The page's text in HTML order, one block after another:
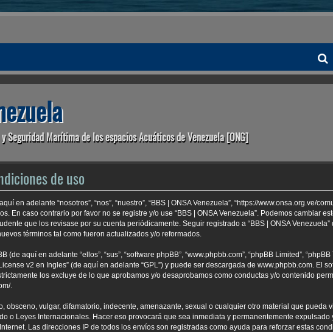
r
Seguridad Marítima de los espacios Acuáticos de Venezuela [ONG]
de uso
en adelante “nosotros”, “nos”, “nuestro”, “BBS | ONSA Venezuela”, “https://www.onsa.org.ve/
En caso contrario por favor no se registre y/o use “BBS | ONSA Venezuela”. Podemos cambiar
que los revisase por su cuenta periódicamente. Seguir registrado a “BBS | ONSA
términos tal como fueron actualizados y/o reformados.
aquí en adelante “ellos”, “sus”, “software phpBB”, “www.phpbb.com”, “phpBB Limited”,
v2 en Ingles” (de aquí en adelante “GPL”) y puede ser descargada de www.phpbb.com. El
los excluye de lo que aprobamos y/o desaprobamos como conductas y/o contenido
.
obsceno, vulgar, difamatorio, indecente, amenazante, sexual o cualquier otro material que pueda
o Leyes Internacionales. Hacer eso provocará que sea inmediata y permanentemente expulsado
Las direcciones IP de todos los envíos son registradas como ayuda para reforzar estas